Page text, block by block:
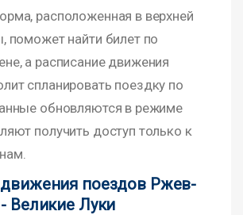
расположенная в верхней
поможет найти билет по
а расписание движения
спланировать поездку по
обновляются в режиме
получить доступ только к
движения поездов Ржев-
Великие Луки